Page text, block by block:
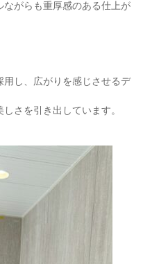
がらも重厚感のある仕上が
し、広がりを感じさせるデ
さを引き出しています。